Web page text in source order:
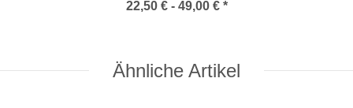
Dekoschals,
22,50 € - 49,00 € *
Ähnliche Artikel